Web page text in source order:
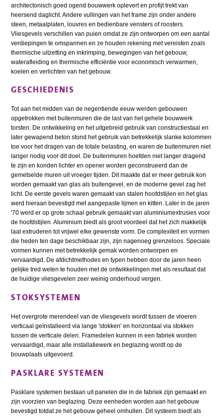
architectonisch goed ogend bouwwerk oplevert en profijt trekt van
heersend daglicht. Andere vullingen van het frame zijn onder andere
steen, metaalplaten, louvres en bedienbare vensters of roosters.
Vliesgevels verschillen van puien omdat ze zijn ontworpen om een aantal
verdiepingen te omspannen en ze houden rekening met vereisten zoals
thermische uitzetting en inkrimping, bewegingen van het gebouw,
waterafleiding en thermische efficiëntie voor economisch verwarmen,
koelen en verlichten van het gebouw.
GESCHIEDENIS
Tot aan het midden van de negentiende eeuw werden gebouwen
opgetrokken met buitenmuren die de last van het gehele bouwwerk
torsten. De ontwikkeling en het uitgebreid gebruik van constructiestaal en
later gewapend beton stond het ge­bruik van betrekkelijk slanke kolommen
toe voor het dragen van de totale belasting, en waren de bui­tenmuren niet
langer nodig voor dit doel. De buitenmuren hoefden niet langer dragend
te zijn en konden lichter en opener worden geconstrueerd dan de
gemetselde muren uit vroeger tijden. Dit maakte dat er meer gebruik kon
worden gemaakt van glas als buitengevel, en de moderne gevel zag het
licht. De eerste gevels waren gemaakt van stalen hoofdstijlen en het glas
werd hieraan bevestigd met aangepaste lijmen en kitten. Later in de jaren
'70 werd er op grote schaal gebruik gemaakt van aluminiumextrusies voor
de hoofdstijlen. Aluminium biedt als groot voordeel dat het zich makkelijk
laat extruderen tot vrijwel elke gewenste vorm. De complexiteit en vormen
die heden ten dage beschikbaar zijn, zijn nagenoeg grenzeloos. Speciale
vormen kunnen met betrekkelijk gemak worden ontworpen en
vervaardigd. De afdichtmethodes en typen hebben door de jaren heen
gelijke tred weten te houden met de ontwikkelingen met als resultaat dat
de huidige vliesgevelen zeer weinig onderhoud vergen.
STOKSYSTEMEN
Het overgrote merendeel van de vliesgevels wordt tussen de vloeren
verticaal geïnstalleerd via lange 'stokken' en horizontaal via stokken
tussen de verticale delen. Framedelen kunnen in een fabriek worden
vervaardigd, maar alle installatiewerk en beglazing wordt op de
bouwplaats uitgevoerd.
PASKLARE SYSTEMEN
Pasklare systemen bestaan uit panelen die in de fabriek zijn gemaakt en
zijn voorzien van beglazing. Deze eenheden worden aan het gebouw
bevestigd totdat ze het gebouw geheel omhullen. Dit systeem biedt als